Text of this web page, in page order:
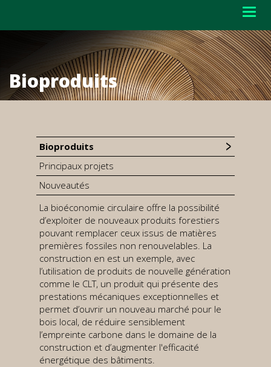
Bioproduits
Bioproduits
Principaux projets
Nouveautés
La bioéconomie circulaire offre la possibilité
d’exploiter de nouveaux produits forestiers
pouvant remplacer ceux issus de matières
premières fossiles non renouvelables. La
construction en est un exemple, avec
l’utilisation de produits de nouvelle génération
comme le CLT, un produit qui présente des
prestations mécaniques exceptionnelles et
permet d’ouvrir un nouveau marché pour le
bois local, de réduire sensiblement
l’empreinte carbone dans le domaine de la
construction et d’augmenter l'efficacité
énergétique des bâtiments.